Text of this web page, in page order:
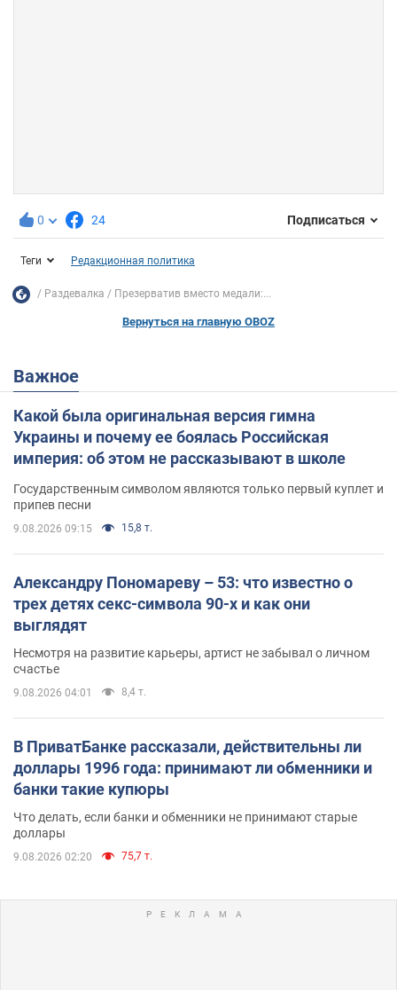
0 24 Подписаться
Теги Редакционная политика
Раздевалка Презерватив вместо медали:...
Вернуться на главную OBOZ
Важное
Какой была оригинальная версия гимна
Украины и почему ее боялась Российская
империя: об этом не рассказывают в школе
Государственным символом являются только первый куплет и
припев песни
9.08.2026 09:15 15,8 т.
Александру Пономареву – 53: что известно о
трех детях секс-символа 90-х и как они
выглядят
Несмотря на развитие карьеры, артист не забывал о личном
счастье
9.08.2026 04:01 8,4 т.
В ПриватБанке рассказали, действительны ли
доллары 1996 года: принимают ли обменники и
банки такие купюры
Что делать, если банки и обменники не принимают старые
доллары
9.08.2026 02:20 75,7 т.